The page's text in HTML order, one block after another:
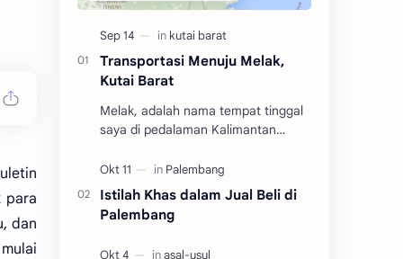
para
dan
Transportasi Menuju Melak,
Kutai Barat
Melak, adalah nama tempat tinggal
saya di pedalaman Kalimantan
hingga 2010. Adalah salah satu dari
tiga kecamatan y…
Istilah Khas dalam Jual Beli di
Palembang